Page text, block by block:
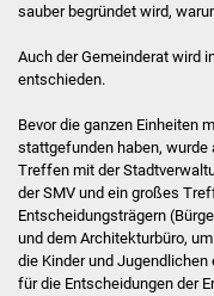
sauber begründet wird,
Auch der Gemeinderat wird
entschieden.
Bevor die ganzen Einheiten
stattgefunden haben, wurde
Treffen mit der
der SMV und ein großes
Entscheidungsträgern
und dem Architekturbüro,
die Kinder und
für die Entscheidungen der